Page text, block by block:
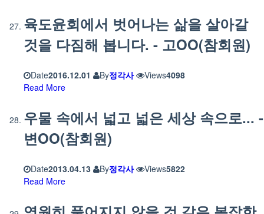
육도윤회에서 벗어나는 삶을 살아갈
것을 다짐해 봅니다. - 고OO(참회원)
Date2016.12.01 By정각사 Views4098
Read More
우물 속에서 넓고 넓은 세상 속으로... -
변OO(참회원)
Date2013.04.13 By정각사 Views5822
Read More